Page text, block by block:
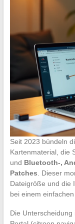
Seit 2023 bündeln
Kartenmaterial, die
und Bluetooth-,
Patches . Dieser
Dateigröße und die
bei einem
Die Unterscheidung